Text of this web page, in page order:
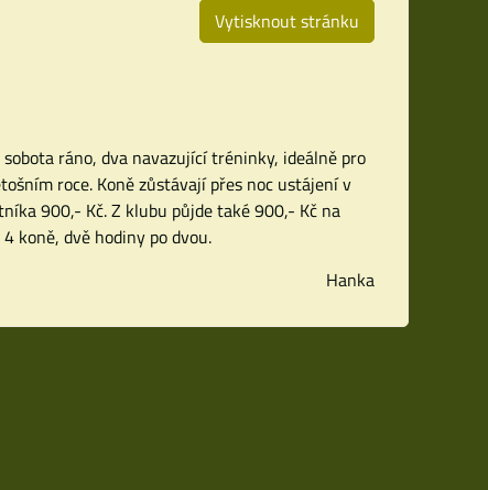
Vytisknout stránku
ráno, dva navazující tréninky, ideálně pro
roce. Koně zůstávají přes noc ustájení v
900,- Kč. Z klubu půjde také 900,- Kč na
4 koně, dvě hodiny po dvou.
Hanka